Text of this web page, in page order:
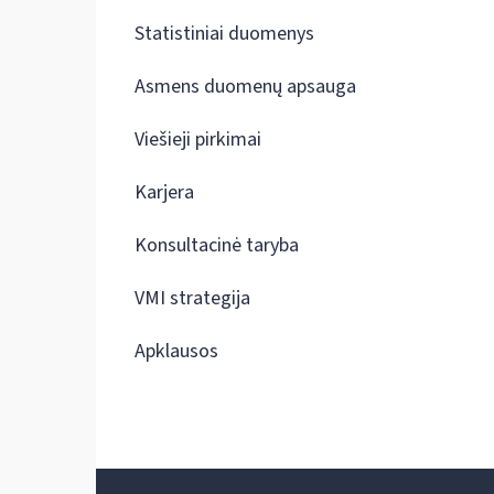
Statistiniai duomenys
Asmens duomenų apsauga
Viešieji pirkimai
Karjera
Konsultacinė taryba
VMI strategija
Apklausos